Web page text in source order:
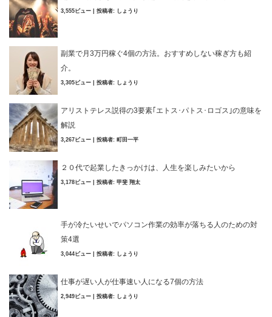
3,555ビュー 投稿者: しょうり
副業で月3万円稼ぐ4個の方法。おすすめしない稼ぎ方も紹
介。
3,305ビュー 投稿者: しょうり
アリストテレス説得の3要素｢エトス･パトス･ロゴス｣の意味を
解説
3,267ビュー 投稿者: 町田一平
２０代で起業したきっかけは、人生を楽しみたいから
3,178ビュー 投稿者: 甲斐 翔太
手が冷たいせいでパソコン作業の効率が落ちる人のための対
策4選
3,044ビュー 投稿者: しょうり
仕事が遅い人が仕事速い人になる7個の方法
2,949ビュー 投稿者: しょうり